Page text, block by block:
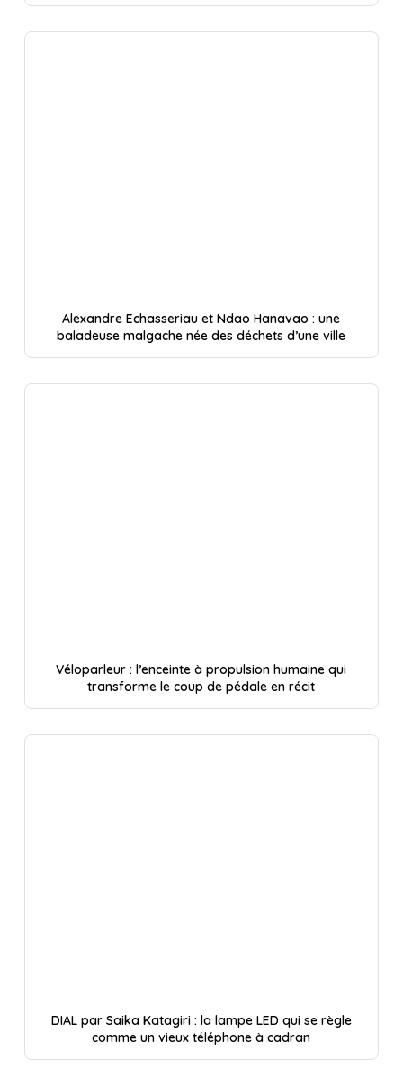
Alexandre Echasseriau et Ndao Hanavao : une
baladeuse malgache née des déchets d’une ville
Véloparleur : l’enceinte à propulsion humaine qui
transforme le coup de pédale en récit
DIAL par Saika Katagiri : la lampe LED qui se règle
comme un vieux téléphone à cadran